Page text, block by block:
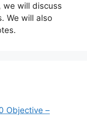
we will discuss
We will also
Objective –